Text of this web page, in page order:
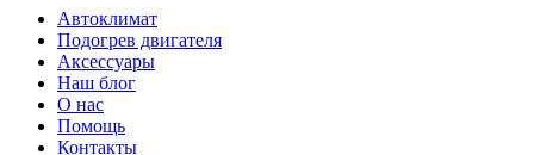
Автоклимат
Подогрев двигателя
Аксессуары
Наш блог
О нас
Помощь
Контакты